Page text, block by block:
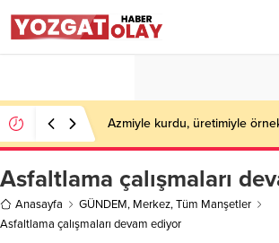
Azmiyle kurdu, üretimiyle
Asfaltlama çalışmaları
Anasayfa GÜNDEM, Merkez,Tüm Manşetler
Asfaltlama çalışmaları devam ediyor